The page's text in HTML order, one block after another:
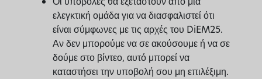
ελεγκτική ομάδα για να διασφαλιστεί ότι
είναι σύμφωνες με τις αρχές του DiEM25.
Αν δεν μπορούμε να σε ακούσουμε ή να σε
δούμε στο βίντεο, αυτό μπορεί να
καταστήσει την υποβολή σου μη επιλέξιμη.